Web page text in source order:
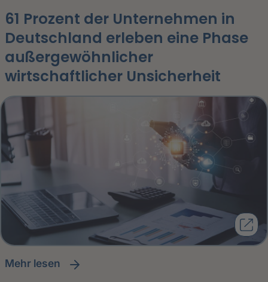
61 Prozent der Unternehmen in
Deutschland erleben eine Phase
außergewöhnlicher
wirtschaftlicher Unsicherheit
Mehr lesen